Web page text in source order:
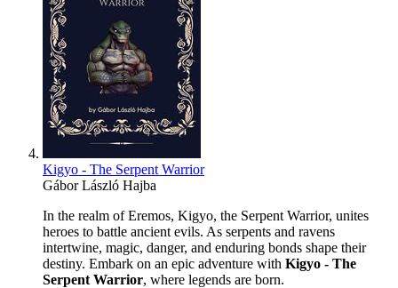
Kigyo - The Serpent Warrior
Gábor László Hajba
In the realm of Eremos, Kigyo, the Serpent Warrior, unites
heroes to battle ancient evils. As serpents and ravens
intertwine, magic, danger, and enduring bonds shape their
destiny. Embark on an epic adventure with Kigyo - The
Serpent Warrior, where legends are born.